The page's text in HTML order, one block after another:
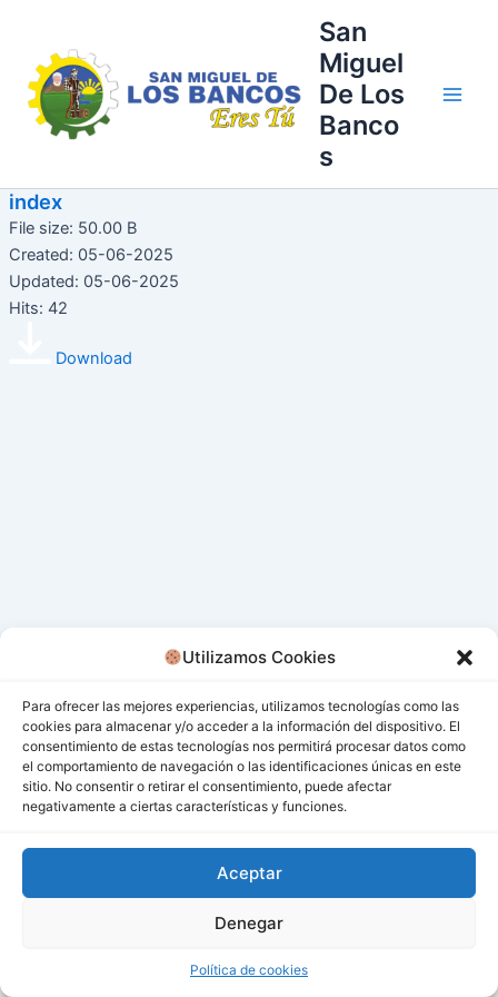
Utilizamos Cookies
Para ofrecer las mejores experiencias, utilizamos tecnologías como las
cookies para almacenar y/o acceder a la información del dispositivo. El
consentimiento de estas tecnologías nos permitirá procesar datos como
el comportamiento de navegación o las identificaciones únicas en este
sitio. No consentir o retirar el consentimiento, puede afectar
negativamente a ciertas características y funciones.
Aceptar
Denegar
Política de cookies
contenido
San
Miguel
De Los
Banco
s
index
File size: 50.00 B
Created: 05-06-2025
Updated: 05-06-2025
Hits: 42
Download
Todos los derechos © 2026 San Miguel De Los Bancos |